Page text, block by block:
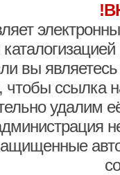
вы являетесь
ссылка
удалим